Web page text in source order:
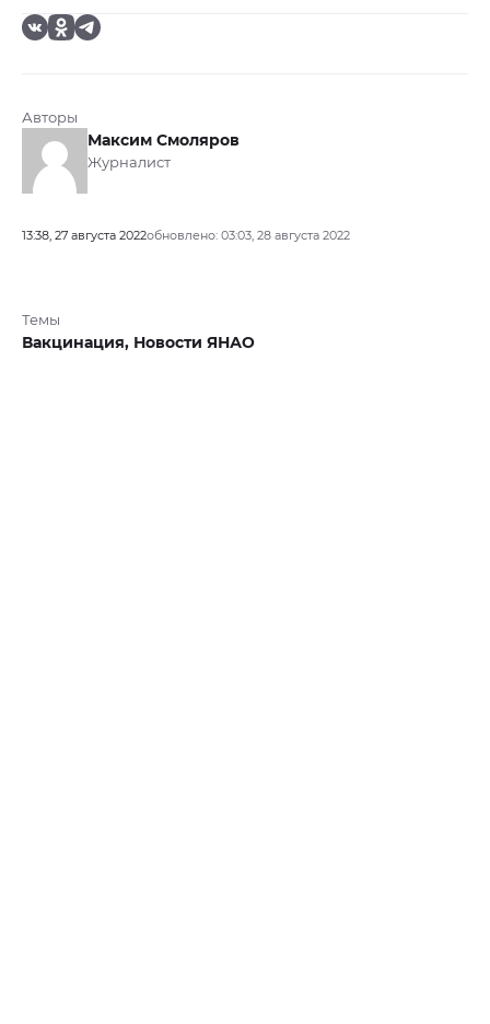
Авторы
Максим Смоляров
Журналист
13:38, 27 августа 2022обновлено: 03:03, 28 августа 2022
Темы
Вакцинация, Новости ЯНАО